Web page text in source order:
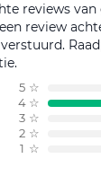
reviews
review
5 ☆
4 ☆
3 ☆
2 ☆
1 ☆